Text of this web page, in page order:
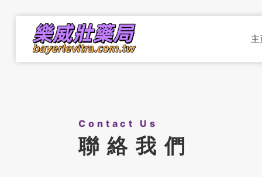
主
Contact Us
聯絡我們